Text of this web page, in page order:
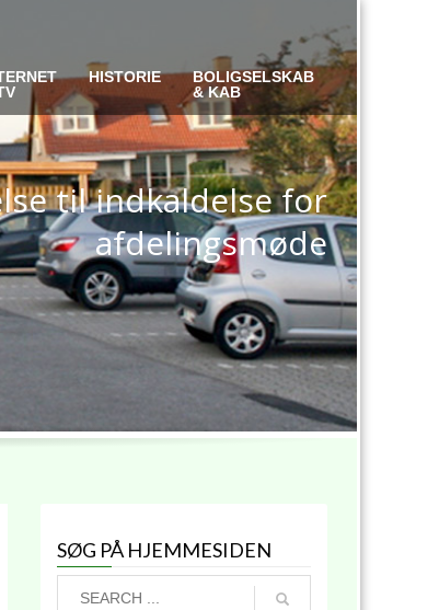
HISTORIE
BOLIGSELSKAB
& KAB
til indkaldelse for
afdelingsmøde
SØG PÅ HJEMMESIDEN